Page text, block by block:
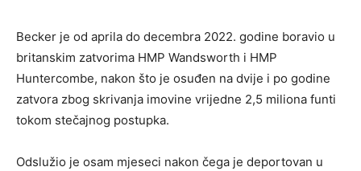
Becker je od aprila do decembra 2022. godine boravio u
britanskim zatvorima HMP Wandsworth i HMP
Huntercombe, nakon što je osuđen na dvije i po godine
zatvora zbog skrivanja imovine vrijedne 2,5 miliona funti
tokom stečajnog postupka.
Odslužio je osam mjeseci nakon čega je deportovan u